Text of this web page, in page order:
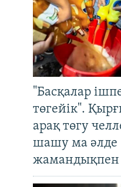
"Басқалар
төгейік".
арақ төгу
шашу ма әлде
жамандықпен